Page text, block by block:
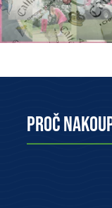
Proč